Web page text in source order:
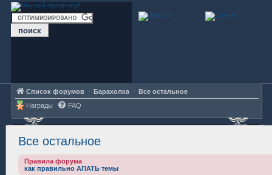
Список форумов Барахолка
Все остальное
Награды
FAQ
Все остальное
Правила форума
как правильно АПАТЬ темы